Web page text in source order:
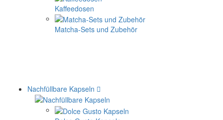
Kaffeedosen
Matcha-Sets und Zubehör
Nachfüllbare Kapseln